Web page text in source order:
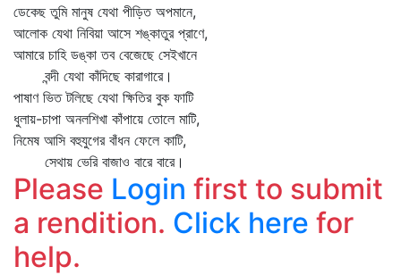
ডেকেছ তুমি মানুষ যেথা পীড়িত অপমানে,
আলোক যেথা নিবিয়া আসে শঙ্কাতুর প্রাণে,
আমারে চাহি ডঙ্কা তব বেজেছে সেইখানে
বন্দী যেথা কাঁদিছে কারাগারে।
পাষাণ ভিত টলিছে যেথা ক্ষিতির বুক ফাটি
ধুলায়-চাপা অনলশিখা কাঁপায়ে তোলে মাটি,
নিমেষ আসি বহুযুগের বাঁধন ফেলে কাটি,
সেথায় ভেরি বাজাও বারে বারে।
Please Login first to submit
a rendition. Click here for
help.